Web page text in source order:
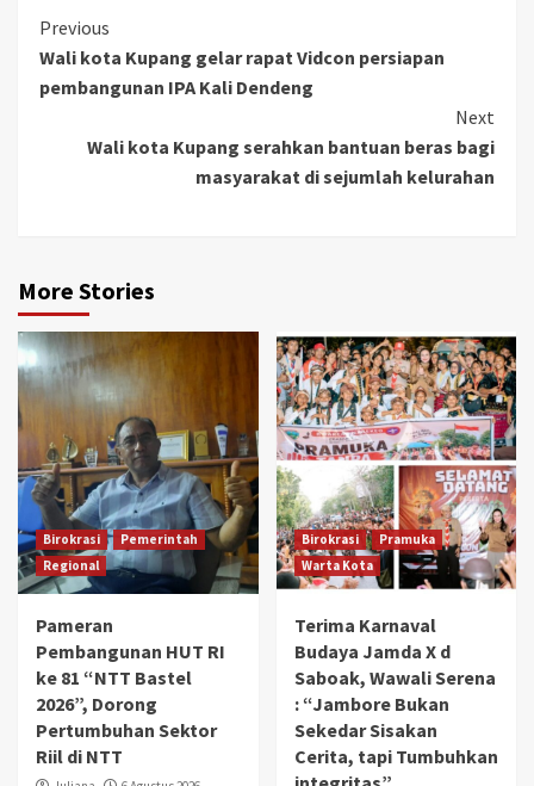
Continue
Reading
Previous
Wali kota Kupang gelar rapat Vidcon persiapan
pembangunan IPA Kali Dendeng
Next
Wali kota Kupang serahkan bantuan beras bagi
masyarakat di sejumlah kelurahan
More Stories
Birokrasi
Pemerintah
Regional
Pameran
Pembangunan HUT RI
ke 81 “NTT Bastel
2026”, Dorong
Pertumbuhan Sektor
Riil di NTT
Birokrasi
Pramuka
Warta Kota
Terima Karnaval
Budaya Jamda X d
Saboak, Wawali Serena
: “Jambore Bukan
Sekedar Sisakan
Cerita, tapi Tumbuhkan